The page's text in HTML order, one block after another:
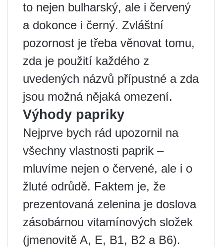
to nejen bulharský, ale i červený
a dokonce i černý. Zvláštní
pozornost je třeba věnovat tomu,
zda je použití každého z
uvedených názvů přípustné a zda
jsou možná nějaká omezení.
Výhody papriky
Nejprve bych rád upozornil na
všechny vlastnosti paprik –
mluvíme nejen o červené, ale i o
žluté odrůdě. Faktem je, že
prezentovaná zelenina je doslova
zásobárnou vitamínových složek
(jmenovitě A, E, B1, B2 a B6).